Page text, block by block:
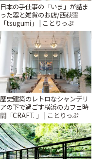
日本の手仕事の「いま」が詰ま
った器と雑貨のお店/西荻窪
「tsugumi」 | ことりっぷ
歴史建築のレトロなシャンデリ
アの下で過ごす横浜のカフェ時
間「CRAFT. 」 | ことりっぷ